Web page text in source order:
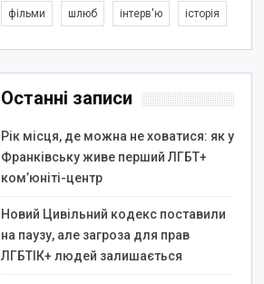
фільми шлюб інтерв'ю історія
Останні записи
Рік місця, де можна не ховатися: як у
Франківську живе перший ЛГБТ+
ком’юніті-центр
Новий Цивільний кодекс поставили
на паузу, але загроза для прав
ЛГБТІК+ людей залишається